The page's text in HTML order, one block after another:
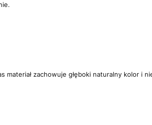
zachowuje głęboki naturalny kolor i